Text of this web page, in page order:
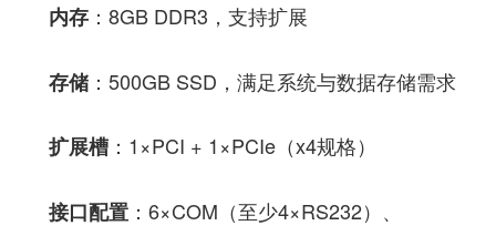
内存 ：8GB DDR3，支持扩展
存储 ：500GB SSD，满足系统与数据存储需求
扩展槽 ：1×PCI + 1×PCIe（x4规格）
接口配置 ：6×COM（至少4×RS232）、